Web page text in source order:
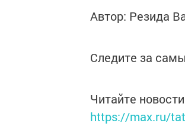
Автор: Резида
Следите за
Читайте
https://max.ru/